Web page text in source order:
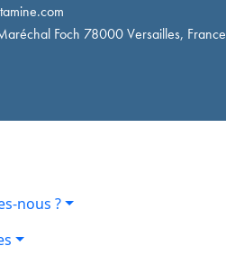
Foch 78000 Versailles, France
nous ?